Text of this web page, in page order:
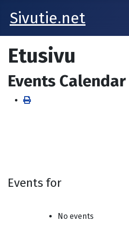
Sivutie.net
Etusivu
Events Calendar
Events for
No events